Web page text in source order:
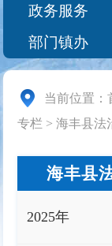
政务服务
部门镇办
当前位置：
专栏 >海丰县法
海丰县
2025年